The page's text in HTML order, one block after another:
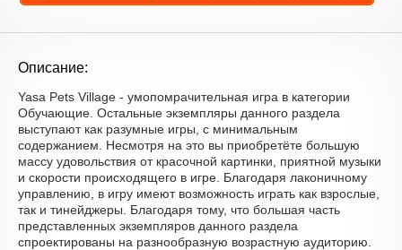
Описание:
Yasa Pets Village - умопомрачительная игра в категории
Обучающие. Остальные экземпляры данного раздела
выступают как разумные игры, с минимальным
содержанием. Несмотря на это вы приобретёте большую
массу удовольствия от красочной картинки, приятной музыки
и скорости происходящего в игре. Благодаря лаконичному
управлению, в игру имеют возможность играть как взрослые,
так и тинейджеры. Благодаря тому, что большая часть
представленных экземпляров данного раздела
спроектированы на разнообразную возрастную аудиторию.